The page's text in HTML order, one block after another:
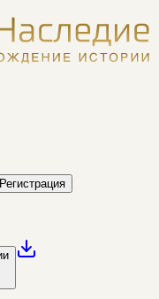
Регистрация